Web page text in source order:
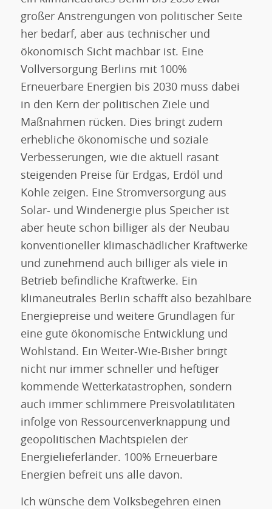
großer Anstrengungen von politischer Seite
her bedarf, aber aus technischer und
ökonomisch Sicht machbar ist. Eine
Vollversorgung Berlins mit 100%
Erneuerbare Energien bis 2030 muss dabei
in den Kern der politischen Ziele und
Maßnahmen rücken. Dies bringt zudem
erhebliche ökonomische und soziale
Verbesserungen, wie die aktuell rasant
steigenden Preise für Erdgas, Erdöl und
Kohle zeigen. Eine Stromversorgung aus
Solar- und Windenergie plus Speicher ist
aber heute schon billiger als der Neubau
konventioneller klimaschädlicher Kraftwerke
und zunehmend auch billiger als viele in
Betrieb befindliche Kraftwerke. Ein
klimaneutrales Berlin schafft also bezahlbare
Energiepreise und weitere Grundlagen für
eine gute ökonomische Entwicklung und
Wohlstand. Ein Weiter-Wie-Bisher bringt
nicht nur immer schneller und heftiger
kommende Wetterkatastrophen, sondern
auch immer schlimmere Preisvolatilitäten
infolge von Ressourcenverknappung und
geopolitischen Machtspielen der
Energielieferländer. 100% Erneuerbare
Energien befreit uns alle davon.
Ich wünsche dem Volksbegehren einen